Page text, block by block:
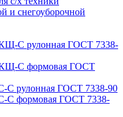
и снегоуборочной
С рулонная ГОСТ 7338-
С формовая ГОСТ
С рулонная ГОСТ 7338-90
С формовая ГОСТ 7338-